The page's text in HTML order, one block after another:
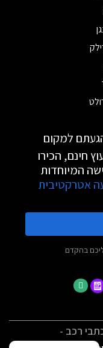
למקום
חינם, הכירו
המיוחדות
אטרקטיבית
בהקדם
רכב -